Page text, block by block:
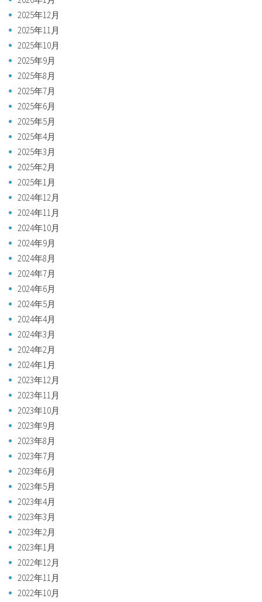
2025年12月
2025年11月
2025年10月
2025年9月
2025年8月
2025年7月
2025年6月
2025年5月
2025年4月
2025年3月
2025年2月
2025年1月
2024年12月
2024年11月
2024年10月
2024年9月
2024年8月
2024年7月
2024年6月
2024年5月
2024年4月
2024年3月
2024年2月
2024年1月
2023年12月
2023年11月
2023年10月
2023年9月
2023年8月
2023年7月
2023年6月
2023年5月
2023年4月
2023年3月
2023年2月
2023年1月
2022年12月
2022年11月
2022年10月